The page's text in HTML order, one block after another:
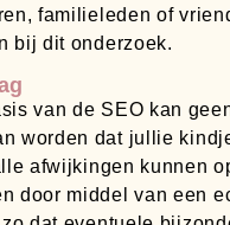
familieleden of
bij dit onderzoek.
van de SEO kan
worden dat jullie
afwijkingen kunnen
door middel van een